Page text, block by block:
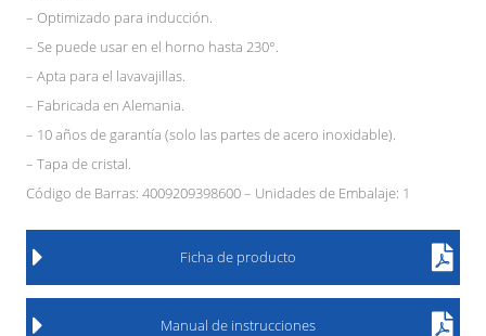
– Optimizado para inducción.
– Se puede usar en el horno hasta 230°.
– Apta para el lavavajillas.
– Fabricada en Alemania.
– 10 años de garantía (solo las partes de acero inoxidable).
– Tapa de cristal.
Código de Barras: 4009209398600 – Unidades de Embalaje: 1
Ficha de producto
Manual de instrucciones